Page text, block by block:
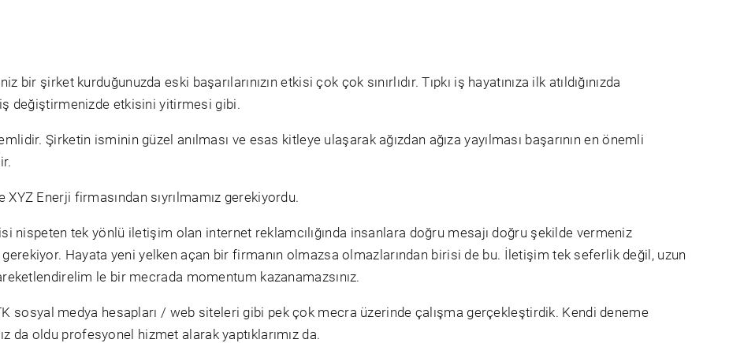
şirket kurduğunuzda eski başarılarınızın etkisi çok çok sınırlıdır. Tıpkı iş hayatınıza ilk atıldığınızda
değiştirmenizde etkisini yitirmesi gibi.
Şirketin isminin güzel anılması ve esas kitleye ulaşarak ağızdan ağıza yayılması başarının en önemli
Enerji firmasından sıyrılmamız gerekiyordu.
nispeten tek yönlü iletişim olan internet reklamcılığında insanlara doğru mesajı doğru şekilde vermeniz
gerekiyor. Hayata yeni yelken açan bir firmanın olmazsa olmazlarından birisi de bu. İletişim tek seferlik değil, uzun
le bir mecrada momentum kazanamazsınız.
sosyal medya hesapları / web siteleri gibi pek çok mecra üzerinde çalışma gerçekleştirdik. Kendi deneme
da oldu profesyonel hizmet alarak yaptıklarımız da.